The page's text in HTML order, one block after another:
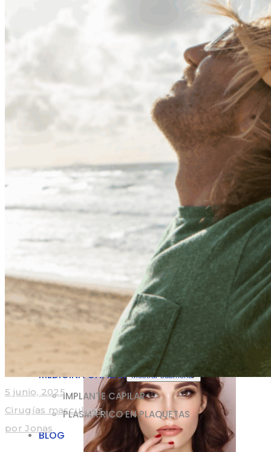
Blefaroplastia
Bichectomia
CIRUGÍA CORPORAL
Liposuccion
Mini Dermo + Lipo
Aumento gluteos
CIRUGÍA GENITAL
Labioplastia
MEDICINA ESTÉTICA
Recambio Implantes
CIRUGÍA FACIAL
Mostrar submenú
Otoplastia
Bichectomia
CIRUGÍA CORPORAL
Mostrar submenú
Mini Dermo + Lipo
Aumento Gluteos
CIRUGÍA GENITAL
Mostrar submenú
Labioplastia
MEDICINA ESTÉTICA Mostrar submenú
TOXINA BUTOLÍTICA
ÁCIDO HIALURÓNICO
MEDICINA CAPILAR Mostrar submenú
IMPLANTE CAPILAR
PLASMA RICO EN PLAQUETAS
BLOG
5 junio, 2025
Cirugías masculinas
por Jonas